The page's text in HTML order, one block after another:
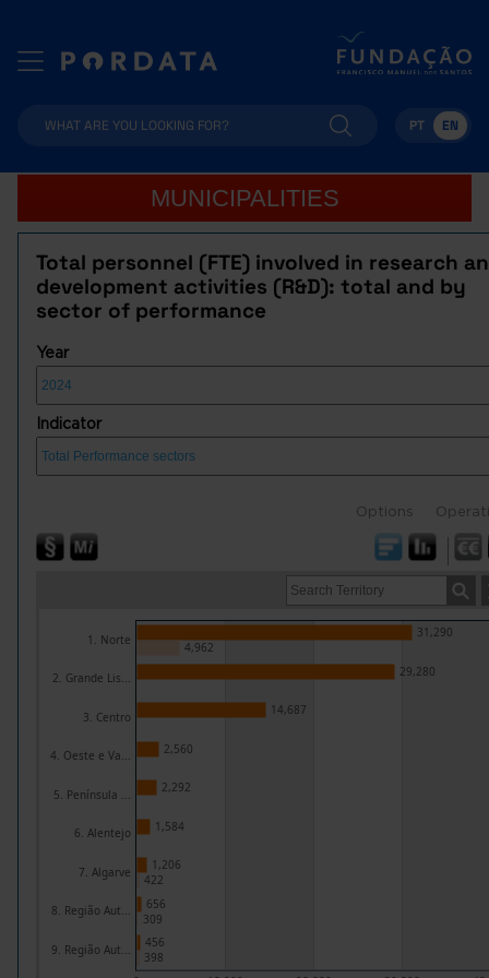
PT EN
MUNICIPALITIES
Total personnel (FTE) involved in research
development activities (R&D): total and by
sector of performance
Year
Indicator
Options
1. Norte
2. Grande Lis...
3. Centro
4. Oeste e Va...
5. Península ...
6. Alentejo
7. Algarve
8. Região Aut...
9. Região Aut...
31,290
29,280
14,687
2,560
2,292
1,584
1,206
656
456
4,962
422
309
398